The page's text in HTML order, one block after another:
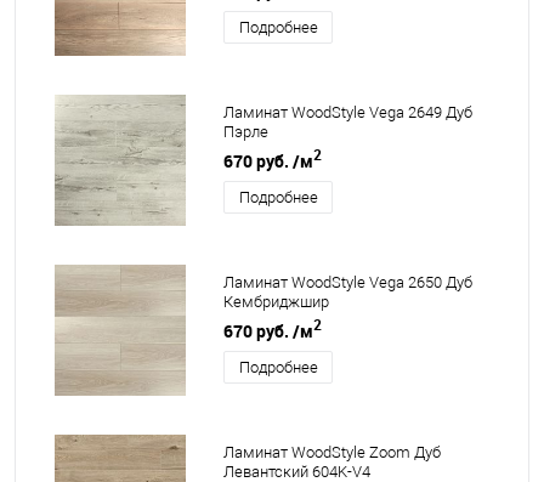
Подробнее
Ламинат WoodStyle Vega 2649 Дуб
Пэрле
670 руб. /м2
Подробнее
Ламинат WoodStyle Vega 2650 Дуб
Кембриджшир
670 руб. /м2
Подробнее
Ламинат WoodStyle Zoom Дуб
Левантский 604K-V4